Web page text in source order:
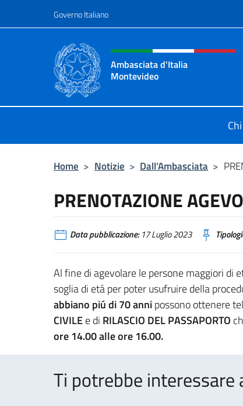
Governo Italiano
Intestazione sito, social
Ambasciata d'Italia
Montevideo
Home > Notizie > Dall’Ambasciata >
PRENOTAZIONE
Data pubblicazione:17 Luglio 2023
Al fine di agevolare le persone maggiori di
soglia di etá per poter usufruire della
abbiano piú di 70 annipossono ottenere
CIVILEe di RILASCIO DEL PASSAPORTO
ore 14.00 alle ore 16.00.
Ti potrebbe interessare